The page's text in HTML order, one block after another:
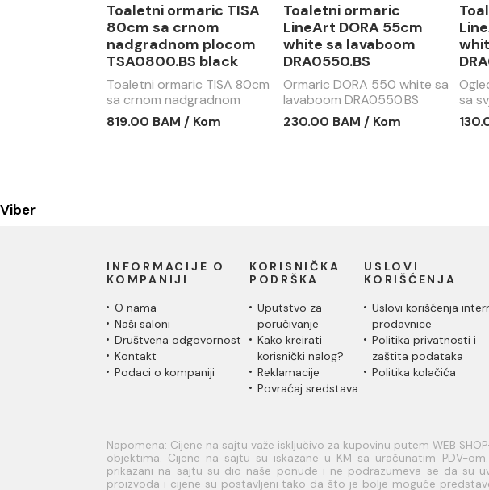
Toaletni ormaric TISA
80cm sa crnom
nadgradnom plocom
TSA0800.BS black
Toaletni ormaric TISA 80cm
sa crnom nadgradnom
plocom TSA0800.BS black
819.00 BAM / Kom
Toaletni ormaric
LineArt DORA 55cm
white sa lavaboom
DRA0550.BS
Ormaric DORA 550 white sa
lavaboom DRA0550.BS
230.00 BAM / Kom
sa
Viber
INFORMACIJE O
KOMPANIJI
O nama
Naši saloni
Društvena odgovornost
Kontakt
Podaci o kompaniji
KORISNIČKA
PODRŠKA
Uputstvo za
poručivanje
Kako kreirati
korisnički nalog?
Reklamacije
Povraćaj sredstava
USLOVI
KORIŠĆENJA
Uslovi korišćenja
prodavnice
Politika privatnosti i
zaštita podataka
Politika kolačića
Napomena: Cijene na sajtu važe isključivo za kupovinu putem WEB
objektima. Cijene na sajtu su iskazane u KM sa uračunatim PDV-
prikazani na sajtu su dio naše ponude i ne podrazumeva se da su
proizvoda i cijene su postavljeni tako da što je bolje moguće